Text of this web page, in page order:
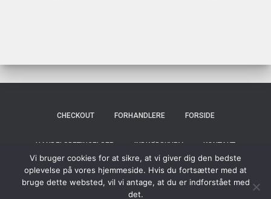
CHECKOUT FORHANDLERE FORSIDE
HANDELSBETINGELSER INDKØBSKURV KONTAKT
MY ACCOUNT OM OS PRIVATLIVSPOLITIK SHOP
Vi bruger cookies for at sikre, at vi giver dig den bedste
oplevelse på vores hjemmeside. Hvis du fortsætter med at
bruge dette websted, vil vi antage, at du er indforstået med
det.